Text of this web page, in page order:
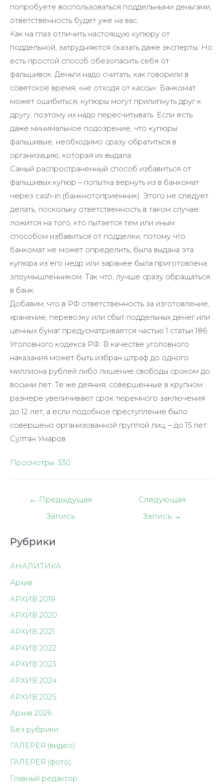
попробуете воспользоваться поддельными деньгами,
ответственность будет уже на вас.
Как на глаз отличить настоящую купюру от
поддельной, затрудняются сказать даже эксперты. Но
есть простой способ обезопасить себя от
фальшивок. Деньги надо считать, как говорили в
советское время, «не отходя от кассы». Банкомат
может ошибиться, купюры могут прилипнуть друг к
другу, поэтому их надо пересчитывать. Если есть
даже минимальное подозрение, что купюры
фальшивые, необходимо сразу обратиться в
организацию, которая их выдала.
Самый распространенный способ избавиться от
фальшивых купюр – попытка вернуть из в банкомат
через cash-in (банкнотоприёмник). Этого не следует
делать, поскольку ответственность в таком случае
ложится на того, кто пытается тем или иным
способом избавиться от подделки, потому что
банкомат не может определить, была выдана эта
купюра из его недр или заранее была приготовлена
злоумышленником. Так что, лучше сразу обращаться
в банк.
Добавим, что в РФ ответственность за изготовление,
хранение, перевозку или сбыт поддельных денег или
ценных бумаг предусматривается частью 1 статьи 186
Уголовного кодекса РФ. В качестве уголовного
наказания может быть избран штраф до одного
миллиона рублей либо лишение свободы сроком до
восьми лет. Те же деяния, совершенные в крупном
размере увеличивают срок тюремного заключения
до 12 лет, а если подобное преступление было
совершено организованной группой лиц, – до 15 лет.
Султан Умаров
Просмотры: 330
Навигация
← Предыдущая
Запись
Следующая
Запись →
Рубрики
АНАЛИТИКА
Архив
АРХИВ 2019
АРХИВ 2020
АРХИВ 2021
АРХИВ 2022
АРХИВ 2023
АРХИВ 2024
АРХИВ 2025
Архив 2026
Без рубрики
ГАЛЕРЕЯ (видео)
ГАЛЕРЕЯ (фото)
Главный редактор